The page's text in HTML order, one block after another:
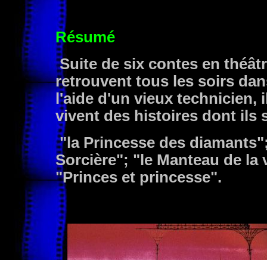
Résumé
Suite de six contes en
retrouvent tous les soirs
l'aide d'un vieux technicien,
vivent des histoires dont ils
"la Princesse des
Sorcière"; "le Manteau de
"Princes et princesse".